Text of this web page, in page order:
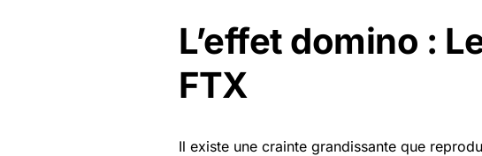
L’effet domino :
FTX
Il existe une crainte grandissante que